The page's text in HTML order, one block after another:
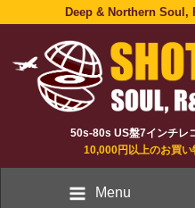
Deep & Northern Soul,
50s-80s US盤7インチレ
10,000円以上のお買い
Menu